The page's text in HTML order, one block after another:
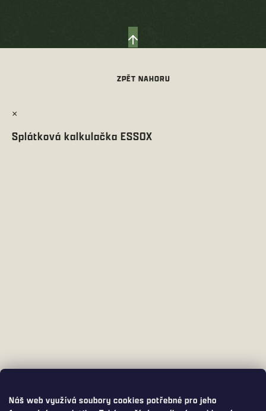
Náš web využívá soubory cookies potřebné pro jeho
×
Splátková kalkulačka ESSOX